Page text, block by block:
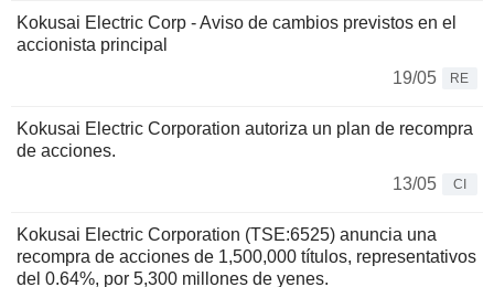
Kokusai Electric Corp - Aviso de cambios previstos en el
accionista principal
19/05
RE
Kokusai Electric Corporation autoriza un plan de recompra
de acciones.
13/05
CI
Kokusai Electric Corporation (TSE:6525) anuncia una
recompra de acciones de 1,500,000 títulos, representativos
del 0.64%, por 5,300 millones de yenes.